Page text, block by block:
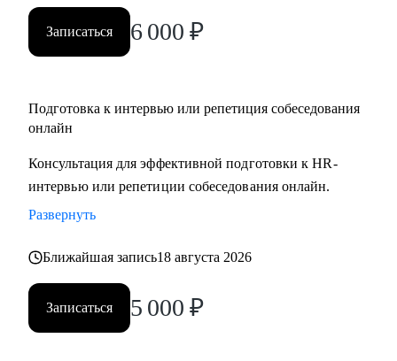
вами.
Записаться
6 000 ₽
Подготовка к интервью или репетиция собеседования
онлайн
Консультация для эффективной подготовки к HR-
интервью или репетиции собеседования онлайн.
Развернуть
Ближайшая запись18 августа 2026
Записаться 5 000 ₽